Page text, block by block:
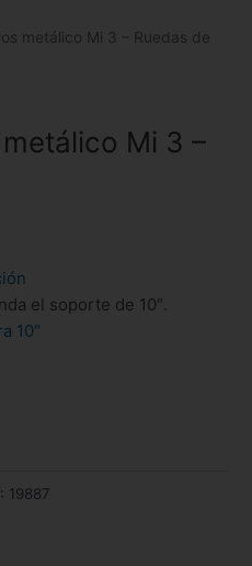
metálico Mi 3 – Ruedas de
Mi 3 –
el soporte de 10″.
10″
19887